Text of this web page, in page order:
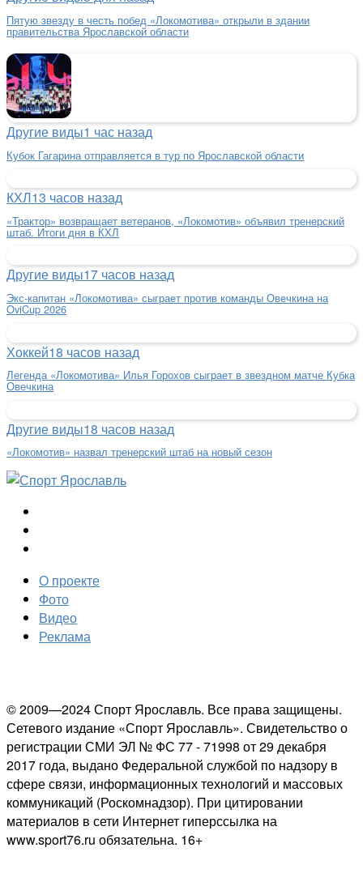
Пятую звезду в честь побед «Локомотива» открыли в здании
правительства Ярославской области
Другие виды1 час назад
Кубок Гагарина отправляется в тур по Ярославской области
КХЛ13 часов назад
«Трактор» возвращает ветеранов, «Локомотив» объявил тренерский
штаб. Итоги дня в КХЛ
Другие виды17 часов назад
Экс-капитан «Локомотива» сыграет против команды Овечкина на
OviCup 2026
Хоккей18 часов назад
Легенда «Локомотива» Илья Горохов сыграет в звездном матче Кубка
Овечкина
Другие виды18 часов назад
«Локомотив» назвал тренерский штаб на новый сезон
О проекте
Фото
Видео
Реклама
© 2009—2024 Спорт Ярославль. Все права защищены.
Сетевого издание «Спорт Ярославль». Свидетельство о
регистрации СМИ ЭЛ № ФС 77 - 71998 от 29 декабря
2017 года, выдано Федеральной службой по надзору в
сфере связи, информационных технологий и массовых
коммуникаций (Роскомнадзор). При цитировании
материалов в сети Интернет гиперссылка на
www.sport76.ru обязательна. 16+